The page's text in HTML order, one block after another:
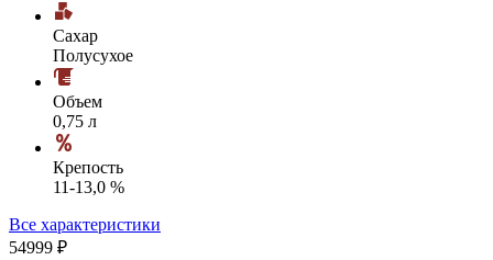
Сахар
Полусухое
Объем
0,75 л
Крепость
11-13,0 %
Все характеристики
54999 ₽